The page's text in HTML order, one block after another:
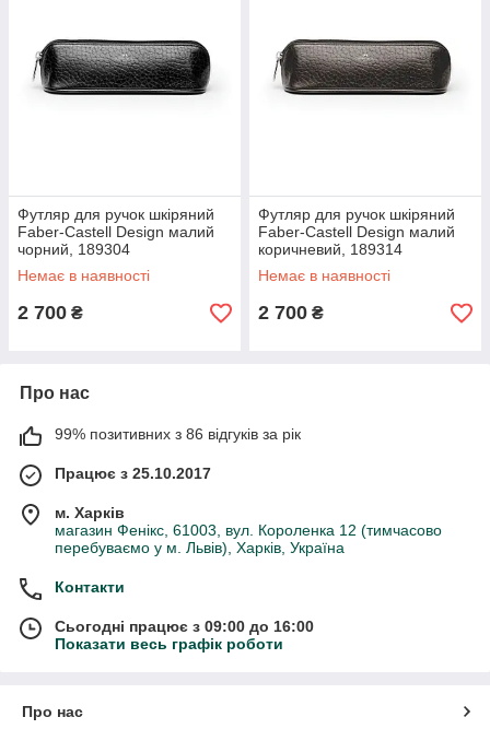
Футляр для ручок шкіряний
Faber-Castell Design малий
чорний, 189304
Немає в наявності
2 700 ₴
Футляр для ручок шкіряний
Faber-Castell Design малий
коричневий, 189314
Немає в наявності
2 700 ₴
Про нас
99% позитивних з 86 відгуків за рік
Працює з 25.10.2017
м. Харків
магазин Фенікс, 61003, вул. Короленка 12 (тимчасово
перебуваємо у м. Львів), Харків, Україна
Контакти
Сьогодні працює з 09:00 до 16:00
Показати весь графік роботи
Про нас